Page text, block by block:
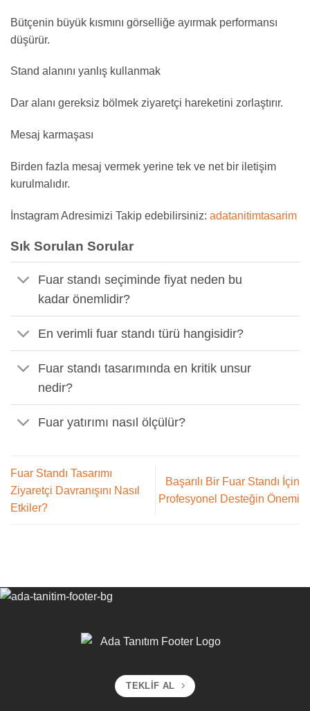
Bütçenin büyük kısmını görselliğe ayırmak performansı
düşürür.
Stand alanını yanlış kullanmak
Dar alanı gereksiz bölmek ziyaretçi hareketini zorlaştırır.
Mesaj karmaşası
Birden fazla mesaj vermek yerine tek ve net bir iletişim
kurulmalıdır.
İnstagram Adresimizi Takip edebilirsiniz: adatanitimtasarim
Sık Sorulan Sorular
Fuar standı seçiminde fiyat neden bu
kadar önemlidir?
En verimli fuar standı türü hangisidir?
Fuar standı tasarımında en kritik unsur
nedir?
Fuar yatırımı nasıl ölçülür?
Fuar Standı Tasarımı
Ziyaretçi Davranışını Nasıl
Etkiler?
Başarılı Bir Fuar Standı İçin
Profesyonel Desteğin Önemi
TEKLIF AL